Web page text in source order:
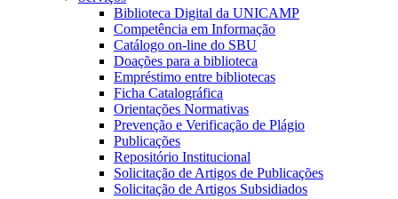
Biblioteca Digital da UNICAMP
Competência em Informação
Catálogo on-line do SBU
Doações para a biblioteca
Empréstimo entre bibliotecas
Ficha Catalográfica
Orientações Normativas
Prevenção e Verificação de Plágio
Publicações
Repositório Institucional
Solicitação de Artigos de Publicações
Solicitação de Artigos Subsidiados